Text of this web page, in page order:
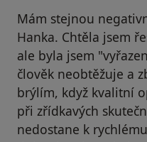
Mám stejnou
Hanka. Chtěla jsem
ale byla jsem
člověk neobtěžuje a
brýlím, když kvalitní
při zřídkavých
nedostane k